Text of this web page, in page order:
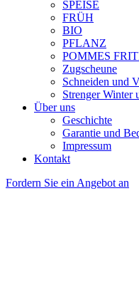
SPEISE
FRÜH
BIO
PFLANZ
POMMES
Zugscheune
Schneiden und
Strenger Winter
Über uns
Geschichte
Garantie und
Impressum
Kontakt
Fordern Sie ein Angebot an